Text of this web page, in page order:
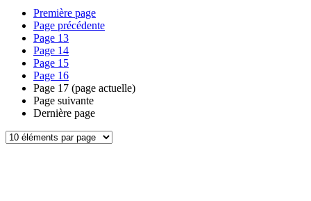
Première page
Page précédente
Page 13
Page 14
Page 15
Page 16
Page 17 (page actuelle)
Page suivante
Dernière page